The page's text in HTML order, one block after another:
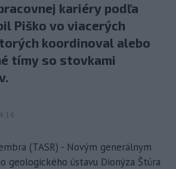
kariéry podľa
Piško vo viacerých
koordinoval alebo
tímy so stovkami
(TASR) - Novým generálnym
geologického ústavu Dionýza Štúra